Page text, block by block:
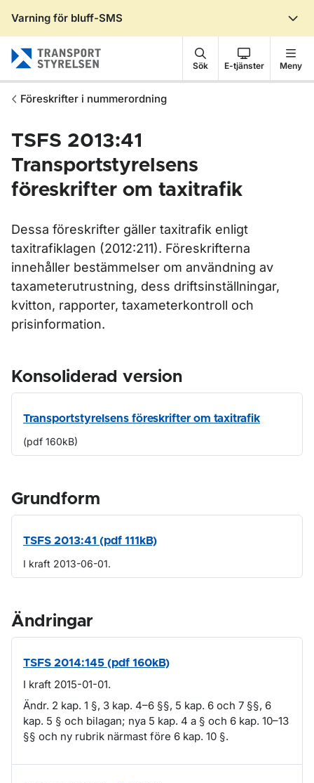
Varning för bluff-SMS
Sök E-tjänster Meny
Föreskrifter i nummerordning
TSFS 2013:41
Transportstyrelsens
föreskrifter om taxitrafik
Dessa föreskrifter gäller taxitrafik enligt
taxitrafiklagen (2012:211). Föreskrifterna
innehåller bestämmelser om användning av
taxameterutrustning, dess driftsinställningar,
kvitton, rapporter, taxameterkontroll och
prisinformation.
Konsoliderad version
Transportstyrelsens föreskrifter om taxitrafik
(pdf 160kB)
Grundform
TSFS 2013:41 (pdf 111kB)
I kraft 2013-06-01.
Ändringar
TSFS 2014:145 (pdf 160kB)
I kraft 2015-01-01.
Ändr. 2 kap. 1 §, 3 kap. 4–6 §§, 5 kap. 6 och 7 §§, 6
kap. 5 § och bilagan; nya 5 kap. 4 a § och 6 kap. 10–13
§§ och ny rubrik närmast före 6 kap. 10 §.